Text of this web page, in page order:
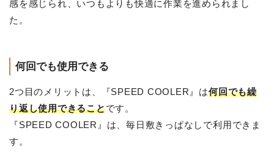
感を感じられ、いつもよりも快適に作業を進められまし
た。
何回でも使用できる
2つ目のメリットは、『SPEED COOLER』は何回でも繰
り返し使用できることです。
『SPEED COOLER』は、毎日敷きっぱなしで利用できま
す。